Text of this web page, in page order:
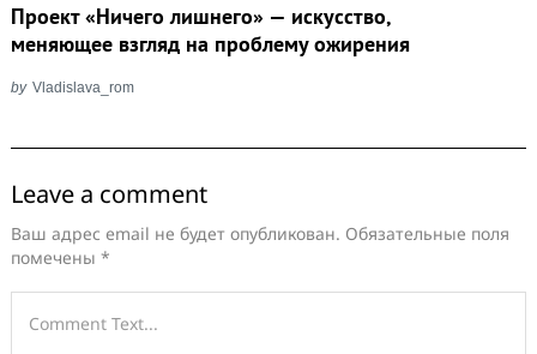
Проект «Ничего лишнего» — искусство,
меняющее взгляд на проблему ожирения
by Vladislava_rom
Leave a comment
Ваш адрес email не будет опубликован. Обязательные поля
помечены *